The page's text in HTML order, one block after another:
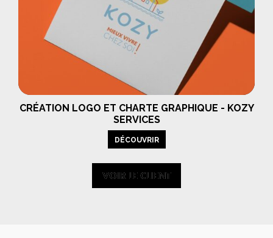
CRÉATION LOGO ET CHARTE GRAPHIQUE - KOZY
SERVICES
DÉCOUVRIR
VOIR LE CLIENT
VOIR LE CLIENT